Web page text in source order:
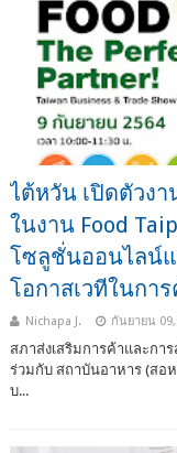
ไต้หวัน เปิดตัวงา
ในงาน Food
โซลูชั่นออนไลน์
โอกาสเวทีในกา
Nichapa J. กันยายน 09,
สภาส่งเสริมการค้าและกา
ร่วมกับ สถาบันอาหาร (สอ
บ...